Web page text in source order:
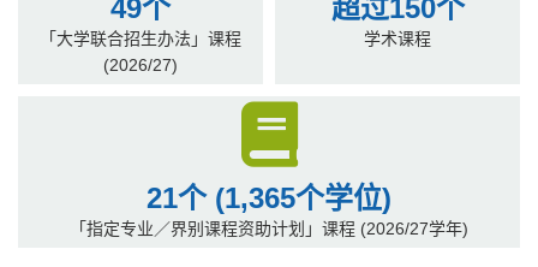
49个
「大学联合招生办法」课程
(2026/27)
超过150个
学术课程
21个 (1,365个学位)
「指定专业／界别课程资助计划」课程 (2026/27学年)